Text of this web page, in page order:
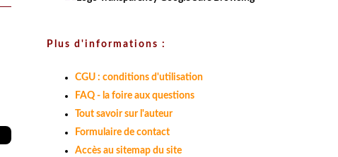
Plus d'informations :
CGU : conditions d'utilisation
FAQ - la foire aux questions
Tout savoir sur l'auteur
Formulaire de contact
Accès au sitemap du site